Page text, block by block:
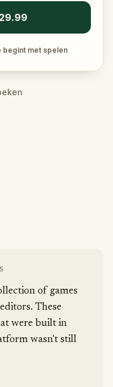
begint met spelen
of games
These
were built in
wasn't still